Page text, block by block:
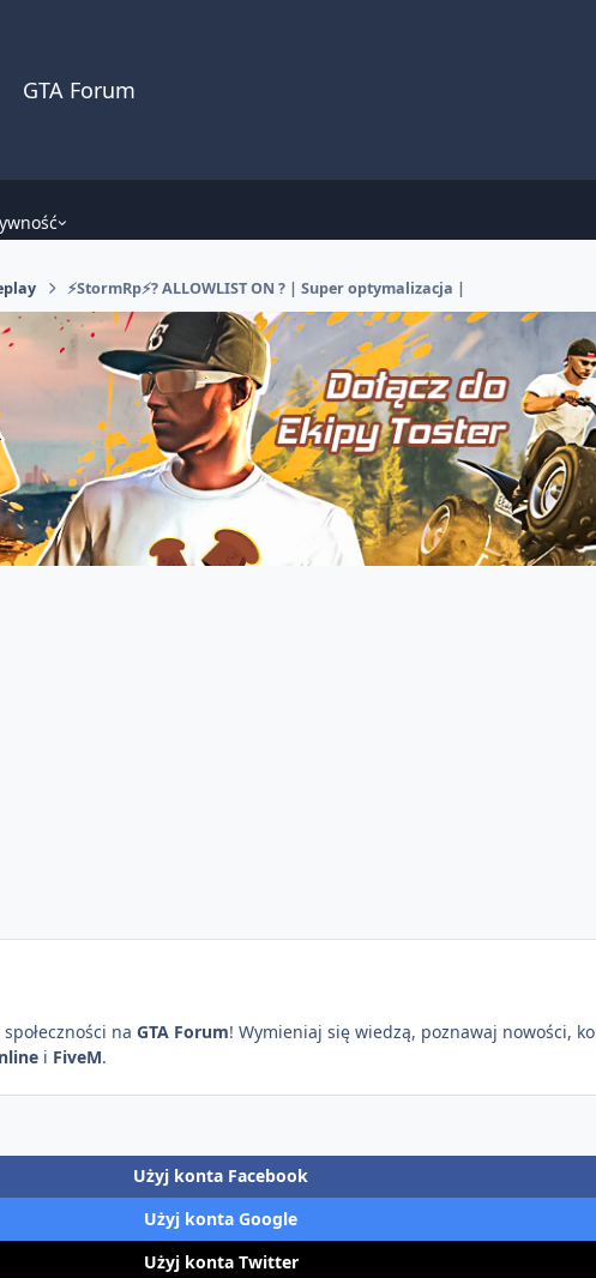
GTA Forum
⚡StormRp⚡? ALLOWLIST ON ? | Super optymalizacja |
na GTA Forum! Wymieniaj się wiedzą, poznawaj nowości,
i FiveM.
Użyj konta Facebook
Użyj konta Google
Użyj konta Twitter